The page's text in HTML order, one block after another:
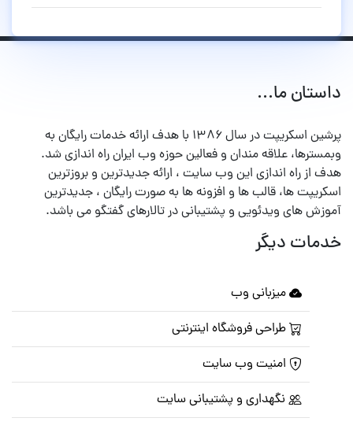
داستان ما...
پرشین اسکریپت در سال ۱۳۸۶ با هدف ارائه خدمات رایگان به
وبمسترها، علاقه مندان و فعالین حوزه وب ایران راه اندازی شد.
هدف از راه اندازی این وب سایت ، ارائه جدیدترین و بروزترین
اسکریپت ها، قالب ها و افزونه ها به صورت رایگان ، جدیدترین
آموزش های ویدئویی و پشتیبانی در تالارهای گفتگو می باشد.
خدمات دیگر
میزبانی وب
طراحی فروشگاه اینترنتی
امنیت وب سایت
نگهداری و پشتیبانی سایت